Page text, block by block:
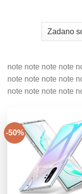
note note note note
note note note note
note note note note
-50%